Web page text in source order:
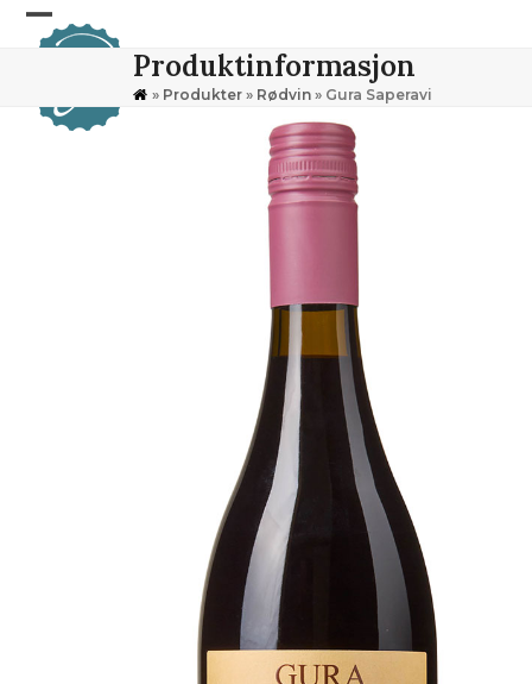
Skip
Open
menu
Close
menu
Produktinformasjon
» Produkter » Rødvin » Gura Saperavi